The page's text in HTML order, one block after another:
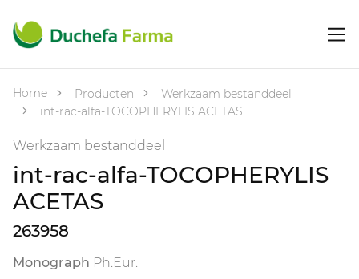
Home Producten
Werkzaam bestanddeel
int-rac-alfa-TOCOPHERYLIS ACETAS
Werkzaam bestanddeel
int-rac-alfa-TOCOPHERYLIS
ACETAS
263958
Monograph Ph.Eur.